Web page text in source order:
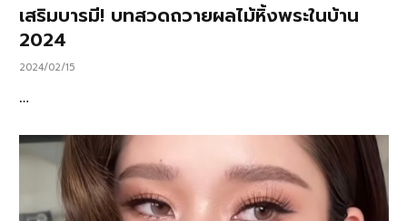
เสริมบารมี! บทสวดถวายผลไม้หิ้งพระในบ้าน
2024
2024/02/15
…